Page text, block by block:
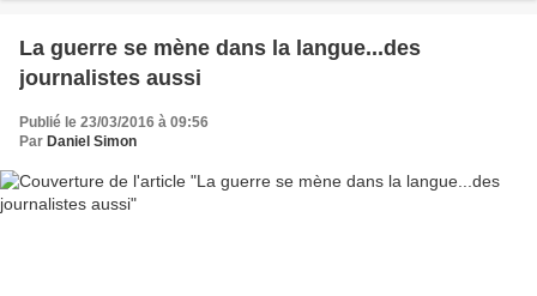
La guerre se mène dans la langue...des
journalistes aussi
Publié le 23/03/2016 à 09:56
Par Daniel Simon